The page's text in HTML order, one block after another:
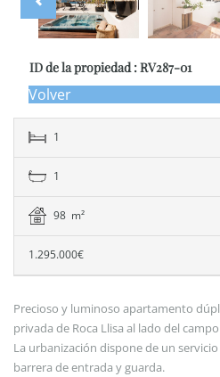
ID de la propiedad : RV287-01
Volver
1
1
98 m²
1.295.000€
Precioso y luminoso apartamento
privada de Roca Llisa al lado del
La urbanización dispone de un
barrera de entrada y guarda.